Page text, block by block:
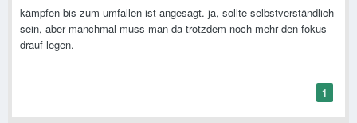
kämpfen bis zum umfallen ist angesagt. ja, sollte selbstverständlich
sein, aber manchmal muss man da trotzdem noch mehr den fokus
drauf legen.
1